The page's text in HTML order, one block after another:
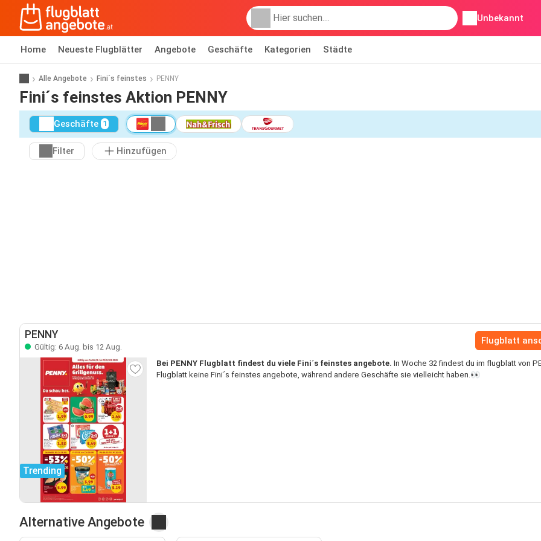
Unbekannt
Home Neueste Flugblätter Angebote Geschäfte Kategorien Städte
Alle Angebote Fini´s feinstes PENNY
Fini´s feinstes Aktion PENNY
Geschäfte 1
Filter Hinzufügen
PENNY
Gültig: 6 Aug. bis 12 Aug.
Flugblatt
Trending
Bei PENNY Flugblatt findest du viele Fini´s feinstes angebote. In Woche 32 findest du im flugblatt von
Flugblatt keine Fini´s feinstes angebote, während andere Geschäfte sie vielleicht haben.👀
Alternative Angebote